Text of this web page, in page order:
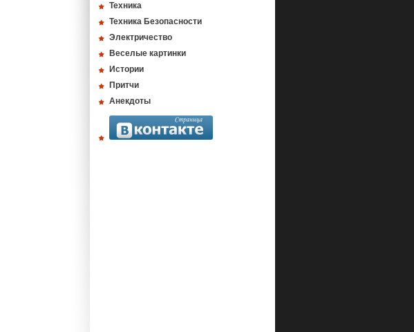
Техника
Техника Безопасности
Электричество
Веселые картинки
Истории
Притчи
Анекдоты